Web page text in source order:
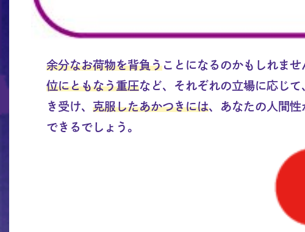
余分なお荷物を背負うことになるのかもしれませ
位にともなう重圧など、それぞれの立場に応じ
き受け、 克服したあかつきには、あなたの人間性
できるでしょう。